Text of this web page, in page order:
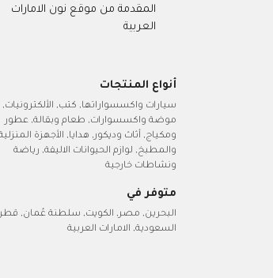
المقدمة من موقع نون الامارات
العربية
أنواع المنتجات
سيارات واكسسواراتها, كتب, الألكترونيات,
موضة واكسسوارات, طعام وبقالة, عطور
ومكياج, أثاث وديكور, هدايا, الأجهزة
والمطبخ, لوازم الحيوانات الاليفة, رياضة
ونشاطات خارجية
متوفر في
البحرين, مصر, الكويت, سلطنة عُمان,
السعودية, الامارات العربية